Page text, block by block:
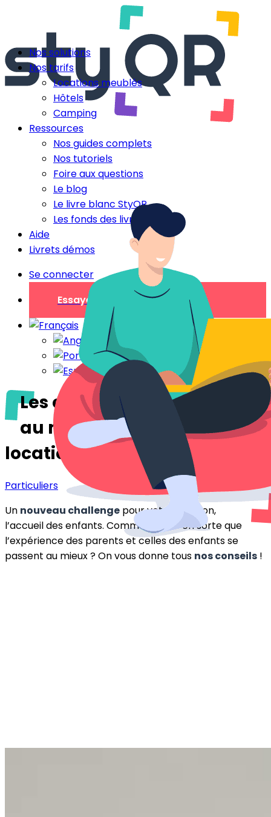
Nos solutions
Nos tarifs
Locations meublés
Hôtels
Camping
Ressources
Nos guides complets
Nos tutoriels
Foire aux questions
Le blog
Le livre blanc StyQR
Les fonds des livrets
Aide
Livrets démos
Se connecter
Essayer gratuitement
Les enfants : les accueillir
au mieux dans votre
location
Particuliers
Un nouveau challenge pour votre location,
l’accueil des enfants. Comment faire en sorte que
l’expérience des parents et celles des enfants se
passent au mieux ? On vous donne tous nos conseils !